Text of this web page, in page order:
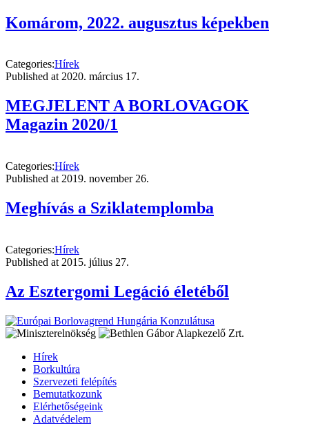
Komárom, 2022. augusztus képekben
Categories:Hírek
Published at 2020. március 17.
MEGJELENT A BORLOVAGOK
Magazin 2020/1
Categories:Hírek
Published at 2019. november 26.
Meghívás a Sziklatemplomba
Categories:Hírek
Published at 2015. július 27.
Az Esztergomi Legáció életéből
Hírek
Borkultúra
Szervezeti felépítés
Bemutatkozunk
Elérhetőségeink
Adatvédelem